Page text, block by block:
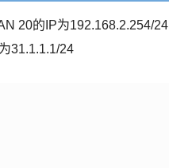
20的IP为192.168.2.254/24
31.1.1.1/24